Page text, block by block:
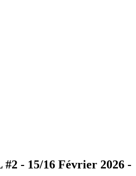
- 15/16 Février 2026 -